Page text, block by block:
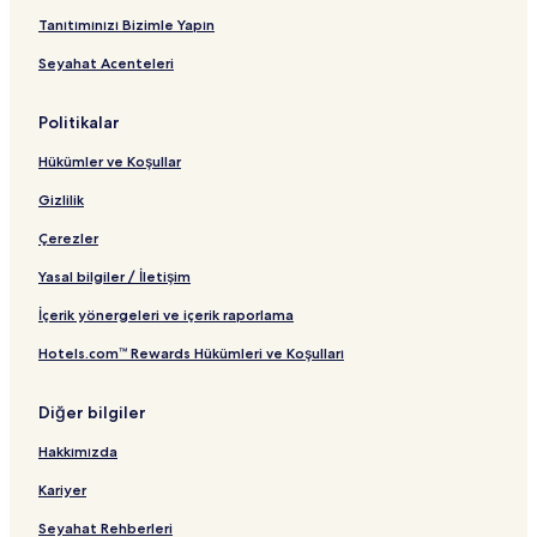
Tanıtımınızı Bizimle Yapın
Seyahat Acenteleri
Politikalar
Hükümler ve Koşullar
Gizlilik
Çerezler
Yasal bilgiler / İletişim
İçerik yönergeleri ve içerik raporlama
Hotels.com™ Rewards Hükümleri ve Koşulları
Diğer bilgiler
Hakkımızda
Kariyer
Seyahat Rehberleri